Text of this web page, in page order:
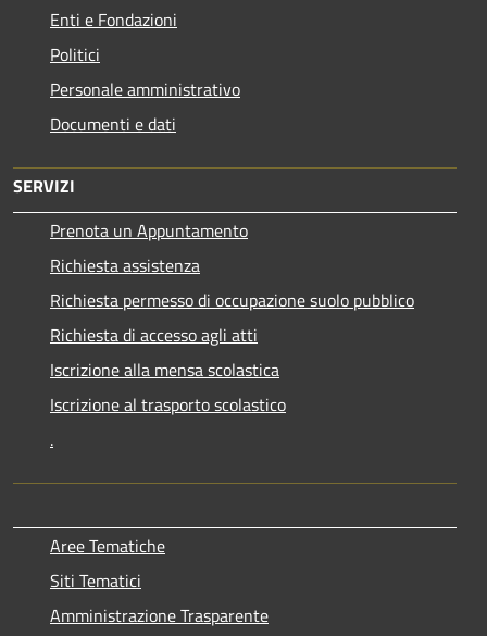
Enti e Fondazioni
Politici
Personale amministrativo
Documenti e dati
SERVIZI
Prenota un Appuntamento
Richiesta assistenza
Richiesta permesso di occupazione suolo pubblico
Richiesta di accesso agli atti
Iscrizione alla mensa scolastica
Iscrizione al trasporto scolastico
.
Aree Tematiche
Siti Tematici
Amministrazione Trasparente